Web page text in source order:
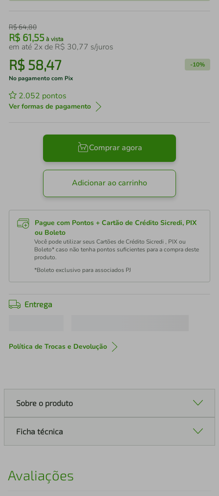
R$64,80
R$ 61,55 à vista
em até 2x de R$ 30,77 s/juros
R$ 58,47 -10%
No pagamento com Pix
2.052 pontos
Ver formas de pagamento
Comprar agora
Adicionar ao carrinho
Pague com Pontos + Cartão de Crédito Sicredi, PIX
ou Boleto
Você pode utilizar seus Cartões de Crédito Sicredi , PIX ou
Boleto* caso não tenha pontos suficientes para a compra deste
produto.
*Boleto exclusivo para associados PJ
Entrega
Política de Trocas e Devolução
Sobre o produto
Ficha técnica
Avaliações